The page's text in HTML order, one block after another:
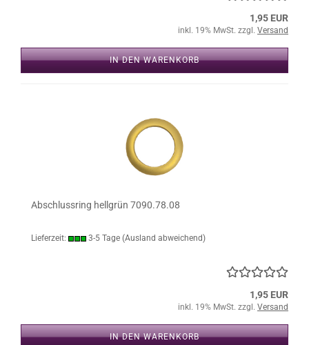
1,95 EUR
inkl. 19% MwSt. zzgl. Versand
IN DEN WARENKORB
Abschlussring hellgrün 7090.78.08
Lieferzeit: 3-5 Tage (Ausland abweichend)
1,95 EUR
inkl. 19% MwSt. zzgl. Versand
IN DEN WARENKORB